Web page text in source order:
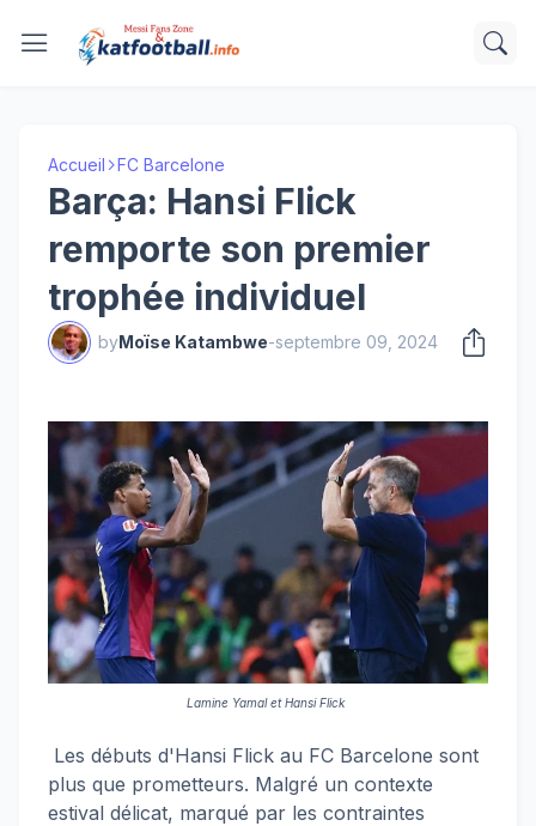
Accueil FC Barcelone
Barça: Hansi Flick
remporte son premier
trophée individuel
byMoïse Katambwe-septembre 09, 2024
Lamine Yamal et Hansi Flick
Les débuts d'Hansi Flick au FC Barcelone sont
plus que prometteurs. Malgré un contexte
estival délicat, marqué par les contraintes